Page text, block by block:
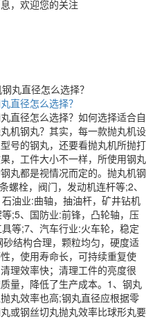
，欢迎您的关注
直径怎么选择？
直径怎么选择？如何选择适合自
机钢丸？其实，每一款抛丸机设
号的钢丸，还要看抛丸机所抛打
，工件大小不一样，所使用钢丸
丸都是视情况而定的。抛丸机钢
螺栓，阀门，发动机连杆等;2、
油业:曲轴，抽油杆，矿井钻机
;5、国防业:前锋，凸轮轴，压
等;7、汽车行业:火车轮，稳定
结构合理，颗粒均匀，硬度适
，使用寿命长，可持续重复使
理效率快；清理工件的亮度很
量，降低了生产成本。1、钢丸
丸效率也高;钢丸直径应根据零
或钢丝切丸抛丸效率比球形丸要